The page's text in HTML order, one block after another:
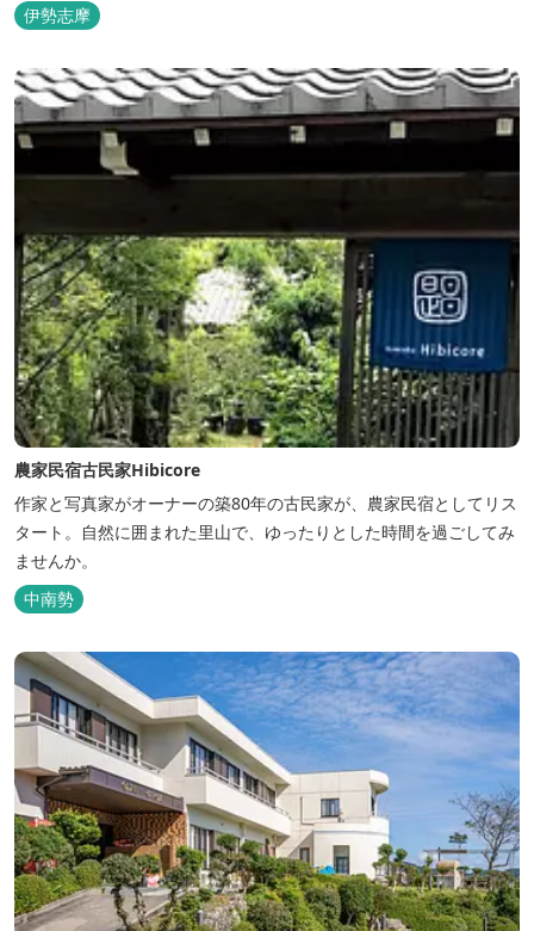
伊勢志摩
農家民宿古民家Hibicore
作家と写真家がオーナーの築80年の古民家が、農家民宿としてリス
タート。自然に囲まれた里山で、ゆったりとした時間を過ごしてみ
ませんか。
中南勢